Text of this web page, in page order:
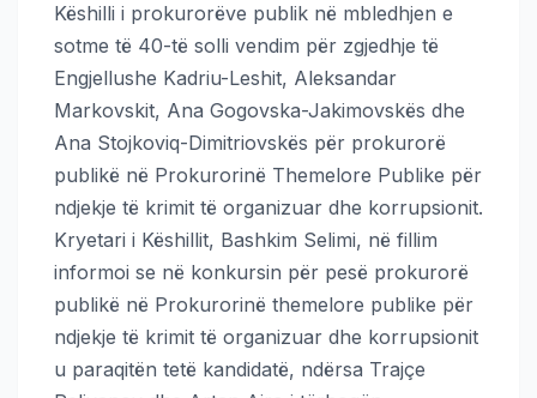
Këshilli i prokurorëve publik në mbledhjen e
sotme të 40-të solli vendim për zgjedhje të
Engjellushe Kadriu-Leshit, Aleksandar
Markovskit, Ana Gogovska-Jakimovskës dhe
Ana Stojkoviq-Dimitriovskës për prokurorë
publikë në Prokurorinë Themelore Publike për
ndjekje të krimit të organizuar dhe korrupsionit.
Kryetari i Këshillit, Bashkim Selimi, në fillim
informoi se në konkursin për pesë prokurorë
publikë në Prokurorinë themelore publike për
ndjekje të krimit të organizuar dhe korrupsionit
u paraqitën tetë kandidatë, ndërsa Trajçe